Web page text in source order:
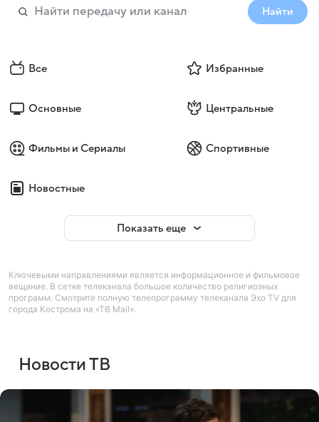
Найти
Все Избранные
Основные Центральные
Фильмы и Сериалы Спортивные
Новостные
Показать еще
Ключевыми направлениями является информационное и фильмовое
вещание. В сетке телеканала большое количество религиозных
программ. Смотрите полную телепрограмму телеканала Эхо TV для
города Кострома на «ТВ Mail».
Новости ТВ